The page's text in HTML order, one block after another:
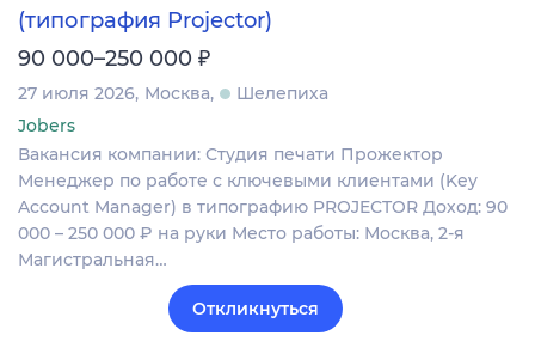
(типография Projector)
90 000–250 000 ₽
27 июля 2026 Москва
Шелепиха
Jobers
Вакансия компании: Студия печати Прожектор
Менеджер по работе с ключевыми клиентами (Key
Account Manager) в типографию PROJECTOR Доход: 90
000 – 250 000 ₽ на руки Место работы: Москва, 2-я
Магистральная…
Откликнуться